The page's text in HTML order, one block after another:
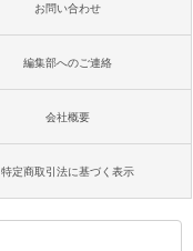
お問い合わせ
編集部へのご連絡
会社概要
特定商取引法に基づく表示